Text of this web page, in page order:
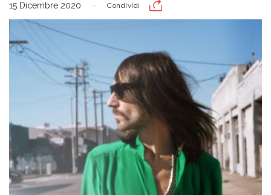
15 Dicembre 2020 Condividi